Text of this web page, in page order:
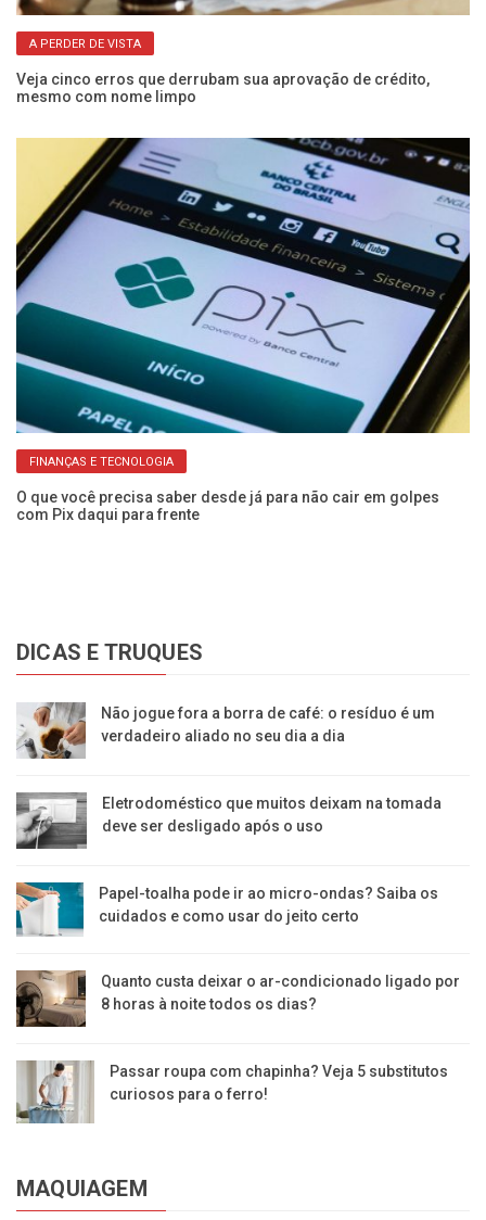
A PERDER DE VISTA
Veja cinco erros que derrubam sua aprovação de crédito,
mesmo com nome limpo
FINANÇAS E TECNOLOGIA
O que você precisa saber desde já para não cair em golpes
com Pix daqui para frente
DICAS E TRUQUES
Não jogue fora a borra de café: o resíduo é um
verdadeiro aliado no seu dia a dia
Eletrodoméstico que muitos deixam na tomada
deve ser desligado após o uso
Papel-toalha pode ir ao micro-ondas? Saiba os
cuidados e como usar do jeito certo
Quanto custa deixar o ar-condicionado ligado por
8 horas à noite todos os dias?
Passar roupa com chapinha? Veja 5 substitutos
curiosos para o ferro!
MAQUIAGEM